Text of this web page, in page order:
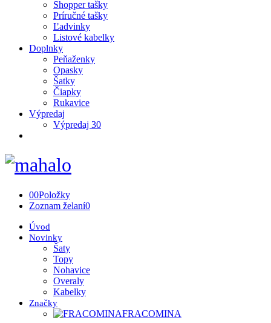
Shopper tašky
Príručné tašky
Ľadvinky
Listové kabelky
Doplnky
Peňaženky
Opasky
Šatky
Čiapky
Rukavice
Výpredaj
Výpredaj 30
00Položky
Zoznam želaní0
Úvod
Novinky
Šaty
Topy
Nohavice
Overaly
Kabelky
Značky
FRACOMINA